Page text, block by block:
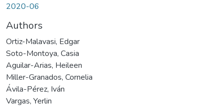
2020-06
Authors
Ortiz-Malavasi, Edgar
Soto-Montoya, Casia
Aguilar-Arias, Heileen
Miller-Granados, Cornelia
Ávila-Pérez, Iván
Vargas, Yerlin